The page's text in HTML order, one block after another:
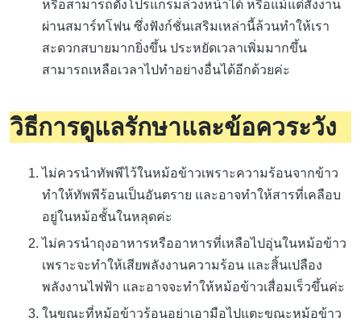
หรือสามารถตั้งโปรแกรมล่วงหน้าได้ หรือแม้แต่สั่งงาน
ผ่านสมาร์ทโฟน ซึ่งฟังก์ชั่นเสริมเหล่านี้ล้วนทำให้เรา
สะดวกสบายมากยิ่งขึ้น ประหยัดเวลาเพิ่มมากขึ้น
สามารถเหลือเวลาไปทำอย่างอื่นได้อีกด้วยค่ะ
วิธีการดูแลรักษาและข้อควระวัง
ไม่ควรนำทัพพีไว้ในหม้อข้าวเพราะความร้อนจากข้าว
ทำให้ทัพพีร้อนเป็นอันตราย และอาจทำให้สารที่เคลือบ
อยู่ในหม้อชั้นในหลุดค่ะ
ไม่ควรนำถุงอาหารหรืออาหารที่เหลือไปอุ่นในหม้อข้าว
เพราะจะทำให้เสียพลังงานความร้อน และสิ้นเปลือง
พลังงานไฟฟ้า และอาจจะทำให้หม้อข้าวเสื่อมเร็วขึ้นค่ะ
ในขณะที่หม้อข้าวร้อนอย่าเอามือไปแตะขณะหม้อข้าว